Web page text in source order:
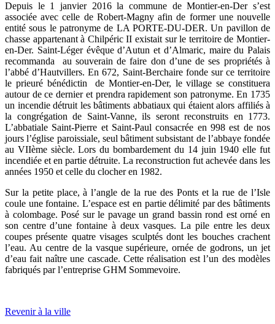
Depuis le 1 janvier 2016 la commune de Montier-en-Der s’est
associée avec celle de Robert-Magny afin de former une nouvelle
entité sous le patronyme de LA PORTE-DU-DER. Un pavillon de
chasse appartenant à Chilpéric II existait sur le territoire de Montier-
en-Der. Saint-Léger évêque d’Autun et d’Almaric, maire du Palais
recommanda au souverain de faire don d’une de ses propriétés à
l’abbé d’Hautvillers. En 672, Saint-Berchaire fonde sur ce territoire
le prieuré bénédictin de Montier-en-Der, le village se constituera
autour de ce dernier et prendra rapidement son patronyme. En 1735
un incendie détruit les bâtiments abbatiaux qui étaient alors affiliés à
la congrégation de Saint-Vanne, ils seront reconstruits en 1773.
L’abbatiale Saint-Pierre et Saint-Paul consacrée en 998 est de nos
jours l’église paroissiale, seul bâtiment subsistant de l’abbaye fondée
au VIIème siècle. Lors du bombardement du 14 juin 1940 elle fut
incendiée et en partie détruite. La reconstruction fut achevée dans les
années 1950 et celle du clocher en 1982.
Sur la petite place, à l’angle de la rue des Ponts et la rue de l’Isle
coule une fontaine. L’espace est en partie délimité par des bâtiments
à colombage. Posé sur le pavage un grand bassin rond est orné en
son centre d’une fontaine à deux vasques. La pile entre les deux
coupes présente quatre visages sculptés dont les bouches crachent
l’eau. Au centre de la vasque supérieure, ornée de godrons, un jet
d’eau fait naître une cascade. Cette réalisation est l’un des modèles
fabriqués par l’entreprise GHM Sommevoire.
Revenir à la ville